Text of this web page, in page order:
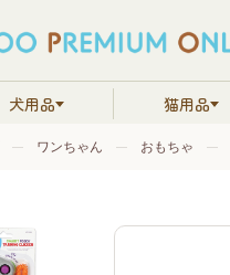
犬用品 猫用品
ワンちゃん おもちゃ